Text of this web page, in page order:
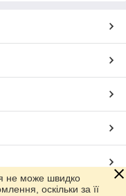
не може швидко
оскільки за її